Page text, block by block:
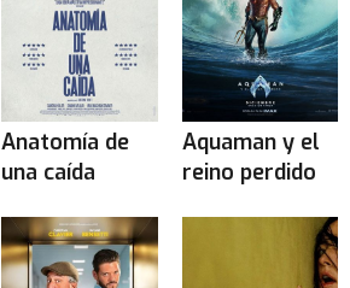
Anatomía de
una caída
Aquaman y el
reino perdido